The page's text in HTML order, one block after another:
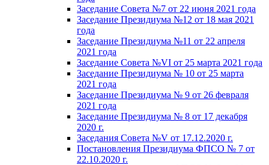
Заседание Совета №7 от 22 июня 2021 года
Заседание Президиума №12 от 18 мая 2021
года
Заседание Президиума №11 от 22 апреля
2021 года
Заседание Совета №VI от 25 марта 2021 года
Заседание Президиума № 10 от 25 марта
2021 года
Заседание Президиума № 9 от 26 февраля
2021 года
Заседание Президиума № 8 от 17 декабря
2020 г.
Заседания Совета №V от 17.12.2020 г.
Постановления Президиума ФПСО № 7 от
22.10.2020 г.